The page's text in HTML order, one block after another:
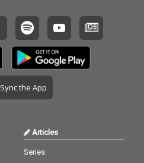
Sync the App
Articles
Series